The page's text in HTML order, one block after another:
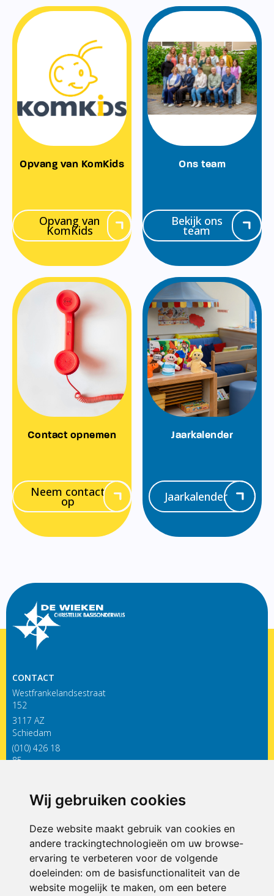
Wij gebruiken cookies
Deze website maakt gebruik van cookies en
andere trackingtechnologieën om uw browse-
ervaring te verbeteren voor de volgende
doeleinden: om de basisfunctionaliteit van de
website mogelijk te maken, om een betere
Opvang van KomKids
Opvang van
KomKids
Ons team
Bekijk ons
team
Contact opnemen
Neem contact
op
Jaarkalender
Jaarkalender
CONTACT
Westfrankelandsestraat
152
3117 AZ
Schiedam
(010) 426 18
85
ONDERDEEL VAN